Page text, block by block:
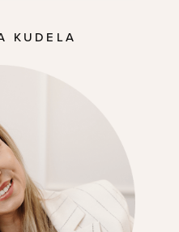
KUDELA